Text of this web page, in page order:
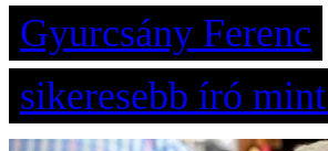
Gyurcsány Ferenc
sikeresebb író